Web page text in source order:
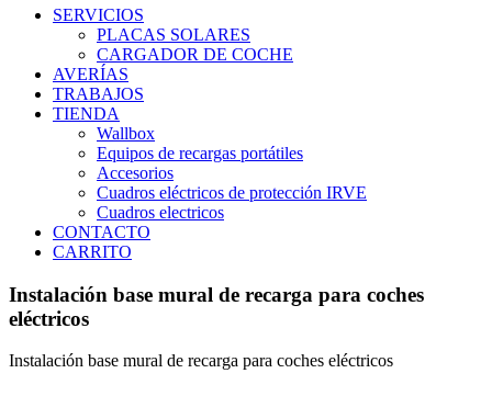
SERVICIOS
PLACAS SOLARES
CARGADOR DE COCHE
AVERÍAS
TRABAJOS
TIENDA
Wallbox
Equipos de recargas portátiles
Accesorios
Cuadros eléctricos de protección IRVE
Cuadros electricos
CONTACTO
CARRITO
Instalación base mural de recarga para coches
eléctricos
Instalación base mural de recarga para coches eléctricos